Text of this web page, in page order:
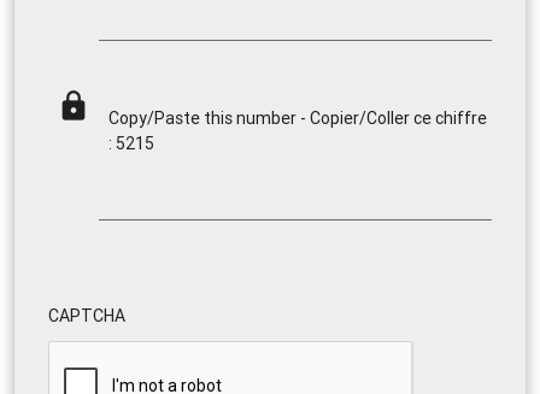
lock
Copy/Paste this number - Copier/Coller ce chiffre
: 5215
CAPTCHA